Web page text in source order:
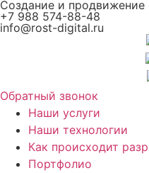
Создание и
+7 988 574-88-48
info@rost-digital.ru
Обратный звонок
Наши услуги
Наши технологии
Как происходит
Портфолио